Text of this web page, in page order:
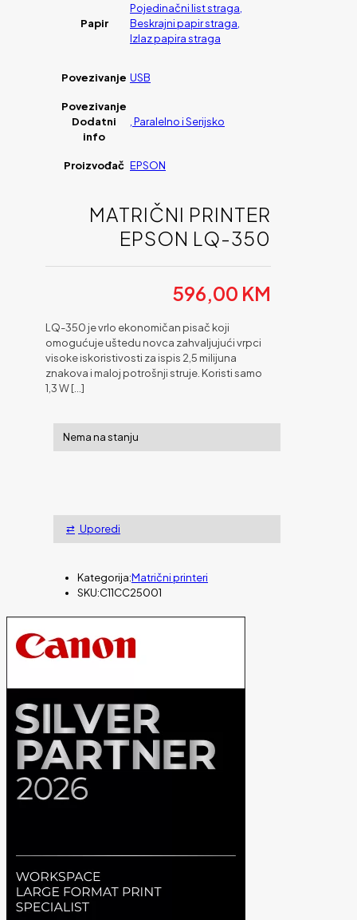
Papir
Pojedinačni list straga,
Beskrajni papir straga,
Izlaz papira straga
Povezivanje USB
Povezivanje
Dodatni
info
, Paralelno i Serijsko
Proizvođač EPSON
MATRIČNI PRINTER
EPSON LQ-350
596,00 KM
LQ-350 je vrlo ekonomičan pisač koji
omogućuje uštedu novca zahvaljujući vrpci
visoke iskoristivosti za ispis 2,5 milijuna
znakova i maloj potrošnji struje. Koristi samo
1,3 W[…]
Nema na stanju
Uporedi
Kategorija:Matrični printeri
SKU:C11CC25001